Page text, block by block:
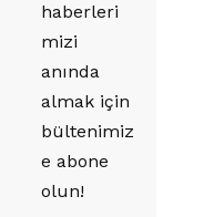
haberleri
mizi
anında
almak için
bültenimiz
e abone
olun!